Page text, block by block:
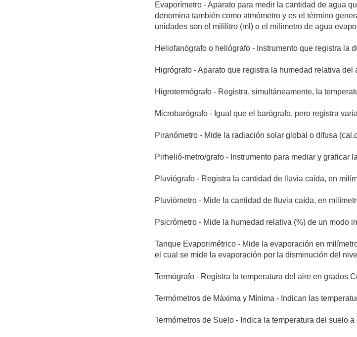
Evaporímetro - Aparato para medir la cantidad de agua
denomina también como atmómetro y es el término
unidades son el mililitro (ml) o el milímetro de agua
Heliofanógrafo o heliógrafo - Instrumento que registra la
Higrógrafo - Aparato que registra la humedad relativa del
Higrotermógrafo - Registra, simultáneamente, la
Microbarógrafo - Igual que el barógrafo, pero registra
Piranómetro - Mide la radiación solar global o difusa
Pirhelió-metro/grafo - Instrumento para mediar y graficar
Pluviógrafo - Registra la cantidad de lluvia caída, en
Pluviómetro - Mide la cantidad de lluvia caída, en
Psicrómetro - Mide la humedad relativa (%) de un modo
Tanque Evaporimétrico - Mide la evaporación en
el cual se mide la evaporación por la disminución del
Termógrafo - Registra la temperatura del aire en grados
Termómetros de Máxima y Mínima - Indican las
Termómetros de Suelo - Indica la temperatura del suelo